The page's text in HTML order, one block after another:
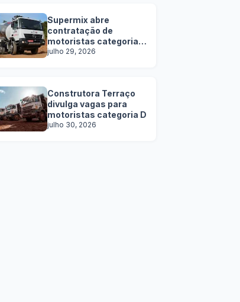
Supermix abre
contratação de
motoristas categoria
C, D e E
julho 29, 2026
Construtora Terraço
divulga vagas para
motoristas categoria D
julho 30, 2026